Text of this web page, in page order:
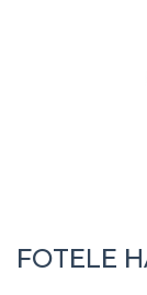
FOTELE